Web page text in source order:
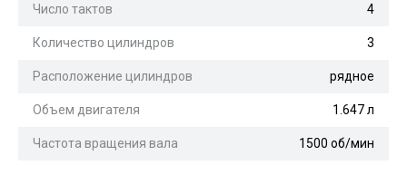
Число тактов 4
Количество цилиндров 3
Расположение цилиндров рядное
Объем двигателя 1.647 л
Частота вращения вала 1500 об/мин